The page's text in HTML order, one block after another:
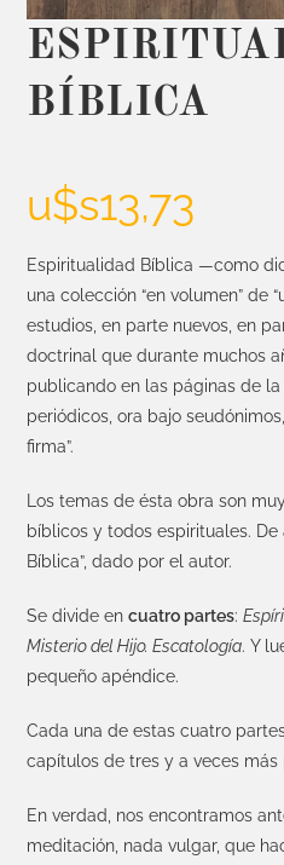
BÍBLICA
u$s13,73
Espiritualidad Bíblica —como
una colección “en volumen” de
estudios, en parte nuevos, en
doctrinal que durante muchos
publicando en las páginas de
periódicos, ora bajo
firma”.
Los temas de ésta obra son
bíblicos y todosespirituales.
Bíblica”, dado por el autor.
Se divide encuatro partes:
Misterio delHijo. Escatología. Y
pequeño apéndice.
Cada una de estas cuatro
capítulos detres y a veces
En verdad, nos encontramos
meditación, nada vulgar, que